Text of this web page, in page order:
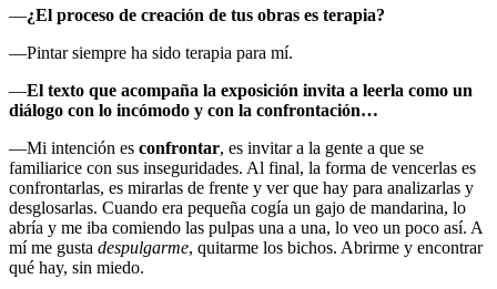
—¿El proceso de creación de tus obras es terapia?
—Pintar siempre ha sido terapia para mí.
—El texto que acompaña la exposición invita a leerla como un
diálogo con lo incómodo y con la confrontación…
—Mi intención es confrontar, es invitar a la gente a que se
familiarice con sus inseguridades. Al final, la forma de vencerlas es
confrontarlas, es mirarlas de frente y ver que hay para analizarlas y
desglosarlas. Cuando era pequeña cogía un gajo de mandarina, lo
abría y me iba comiendo las pulpas una a una, lo veo un poco así. A
mí me gusta despulgarme, quitarme los bichos. Abrirme y encontrar
qué hay, sin miedo.